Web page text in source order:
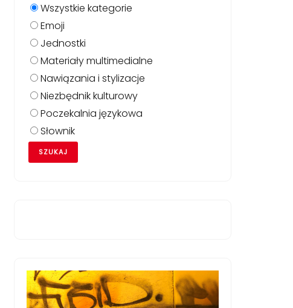
Wszystkie kategorie
Emoji
Jednostki
Materiały multimedialne
Nawiązania i stylizacje
Niezbędnik kulturowy
Poczekalnia językowa
Słownik